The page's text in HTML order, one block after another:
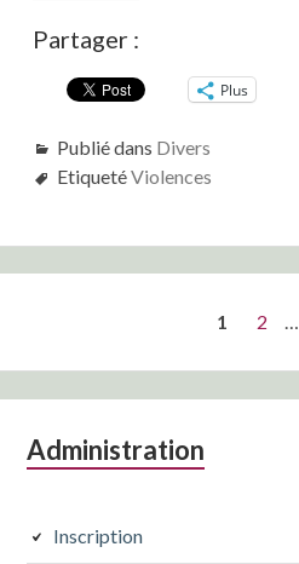
Partager :
Plus
Publié dans Divers
EtiquetéViolences
publications
PAGE
1 Page
2 …
Colonne
subsidiaire
Administration
Inscription